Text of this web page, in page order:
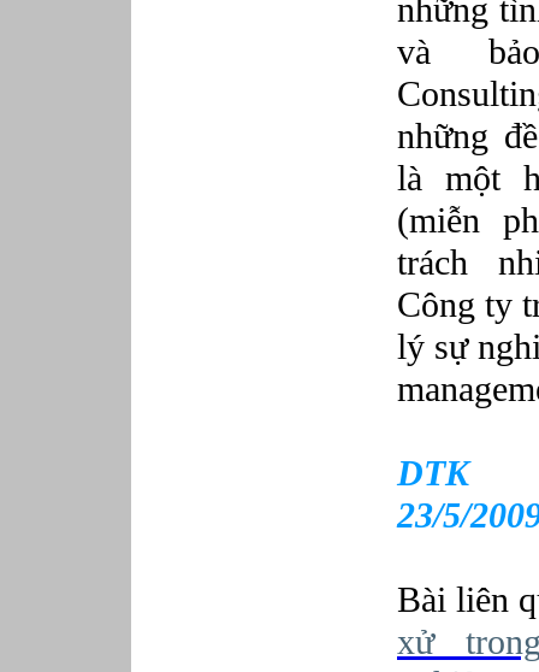
những
và
những
là một
(miễn
trách
Công ty
lý sự
DTK
23/5/
Bài liên
xử